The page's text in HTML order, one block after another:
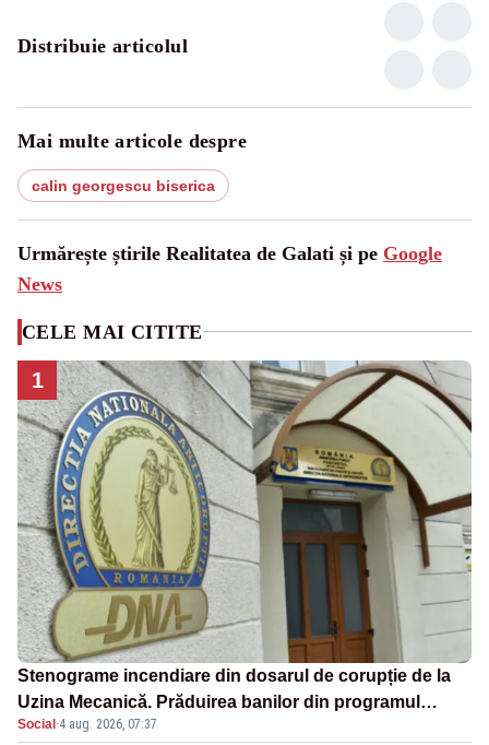
Distribuie articolul
Mai multe articole despre
calin georgescu biserica
Urmărește știrile Realitatea de Galati și pe Google
News
CELE MAI CITITE
1
Stenograme incendiare din dosarul de corupție de la
Uzina Mecanică. Prăduirea banilor din programul
SAFE, interceptată de DNA
Social ·4 aug. 2026, 07:37